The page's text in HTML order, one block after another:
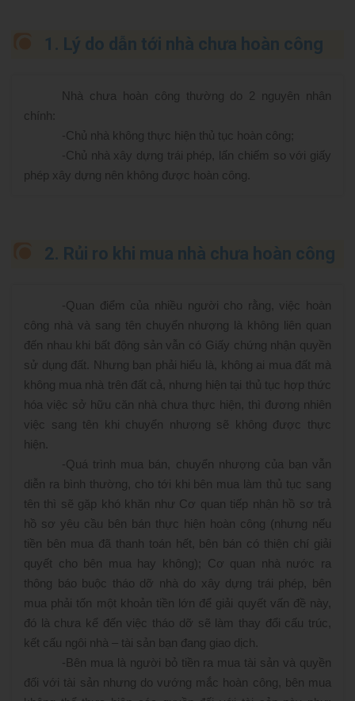
1. Lý do dẫn tới nhà chưa hoàn công
Nhà chưa hoàn công thường do 2 nguyên nhân
chính:
-Chủ nhà không thực hiện thủ tục hoàn công;
-Chủ nhà xây dựng trái phép, lấn chiếm so với giấy
phép xây dựng nên không được hoàn công.
2. Rủi ro khi mua nhà chưa hoàn công
-Quan điểm của nhiều người cho rằng, việc hoàn
công nhà và sang tên chuyển nhượng là không liên quan
đến nhau khi bất động sản vẫn có Giấy chứng nhận quyền
sử dụng đất. Nhưng bạn phải hiểu là, không ai mua đất mà
không mua nhà trên đất cả, nhưng hiện tại thủ tục hợp thức
hóa việc sở hữu căn nhà chưa thực hiện, thì đương nhiên
việc sang tên khi chuyển nhượng sẽ không được thực
hiện.
-Quá trình mua bán, chuyển nhượng của bạn vẫn
diễn ra bình thường, cho tới khi bên mua làm thủ tục sang
tên thì sẽ gặp khó khăn như Cơ quan tiếp nhận hồ sơ trả
hồ sơ yêu cầu bên bán thực hiện hoàn công (nhưng nếu
tiền bên mua đã thanh toán hết, bên bán có thiện chí giải
quyết cho bên mua hay không); Cơ quan nhà nước ra
thông báo buộc tháo dỡ nhà do xây dựng trái phép, bên
mua phải tốn một khoản tiền lớn để giải quyết vấn đề này,
đó là chưa kể đến việc tháo dỡ sẽ làm thay đổi cấu trúc,
kết cấu ngôi nhà – tài sản bạn đang giao dịch.
-Bên mua là người bỏ tiền ra mua tài sản và quyền
đối với tài sản nhưng do vướng mắc hoàn công, bên mua